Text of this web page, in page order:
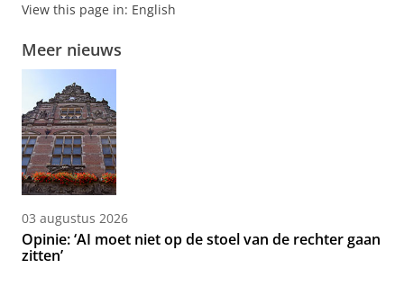
View this page in: English
Meer nieuws
03 augustus 2026
Opinie: ‘AI moet niet op de stoel van de rechter gaan
zitten’